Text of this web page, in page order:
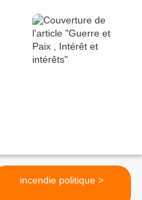
incendie politique >